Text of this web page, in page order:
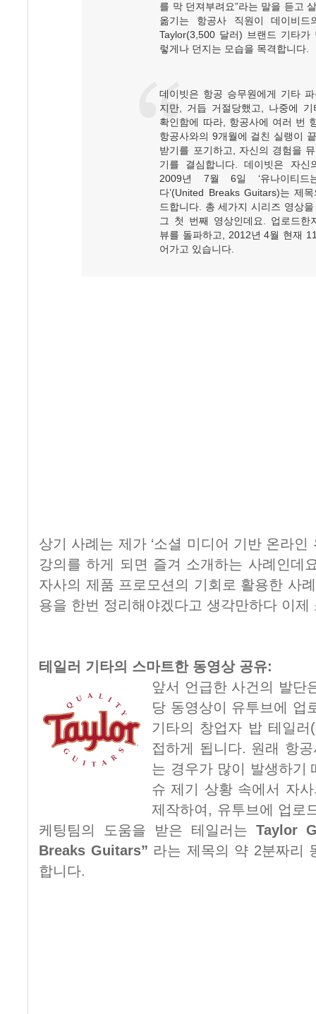
를 막 던져부려요”라는 말을 듣고
옮기는 항공사 직원이 데이비드
Taylor(3,500 달러) 브랜드 기타가
렇게나 던지는 모습을 목격합니다.
데이빗은 항공 승무원에게 기타
지만, 거듭 거절당했고, 나중에
확인함에 따라, 항공사에 여러 번
항공사와의 9개월에 걸친 실랭이
받기를 포기하고, 자신의 경험을
기를 결심합니다. 데이빗은 자신
2009년 7월 6일 ‘유나이티
다’(United Breaks Guitars)는 제
드합니다. 총 세가지 시리즈 영상
그 첫 번째 영상인데요. 업로드한
뷰를 돌파하고, 2012년 4월 현재
어가고 있습니다.
상기 사례는 제가 ‘소셜 미디어 기반 온라인
강의를 하게 되면 즐겨 소개하는 사례인데
자사의 제품 프로모션의 기회로 활용한 사
용을 한번 정리해야겠다고 생각만하다 이제
테일러 기타의 스마트한 동영상 공유:
앞서 언급한 사건의 발단
당 동영상이 유투브에 업
기타의 창업자 밥 테일러
접하게 됩니다. 원래 항
는 경우가 많이 발생하기
슈 제기 상황 속에서 자
제작하여, 유투브에 업로
케팅팀의 도움을 받은 테일러는 Taylor
Breaks Guitars” 라는 제목의 약 2분짜리
합니다.